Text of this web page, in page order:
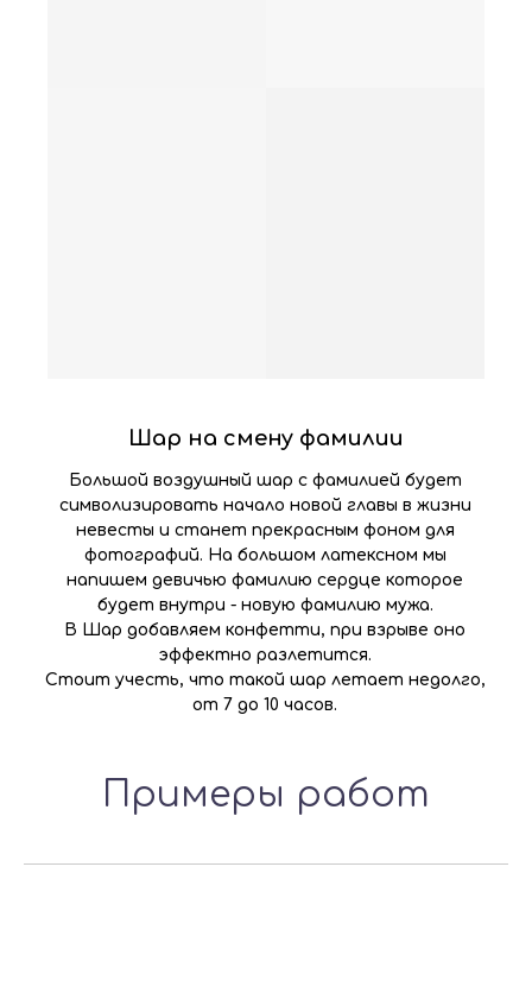
Большой воздушный шар с фамилией будет
символизировать начало новой главы в жизни
невесты и станет прекрасным фоном для
фотографий. На большом латексном мы
напишем девичью фамилию сердце которое
будет внутри - новую фамилию мужа.
В Шар добавляем конфетти, при взрыве оно
эффектно разлетится.
Стоит учесть, что такой шар летает недолго,
от 7 до 10 часов.
Шар на смену фамилии
Примеры работ